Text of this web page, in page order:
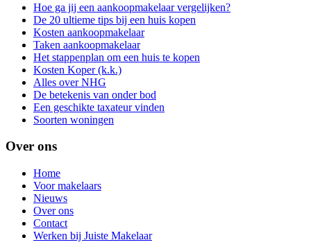
Hoe ga jij een aankoopmakelaar vergelijken?
De 20 ultieme tips bij een huis kopen
Kosten aankoopmakelaar
Taken aankoopmakelaar
Het stappenplan om een huis te kopen
Kosten Koper (k.k.)
Alles over NHG
De betekenis van onder bod
Een geschikte taxateur vinden
Soorten woningen
Over ons
Home
Voor makelaars
Nieuws
Over ons
Contact
Werken bij Juiste Makelaar